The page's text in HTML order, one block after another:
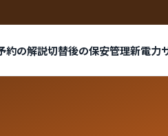
約の解説切替後の保安管理新電力